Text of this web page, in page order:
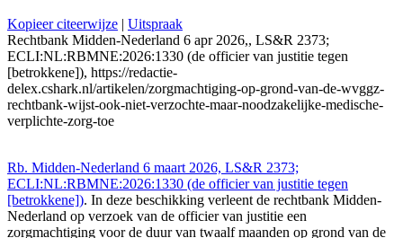
Kopieer citeerwijze | Uitspraak
Rechtbank Midden-Nederland 6 apr 2026,, LS&R 2373;
ECLI:NL:RBMNE:2026:1330 (de officier van justitie tegen
[betrokkene]), https://redactie-
delex.cshark.nl/artikelen/zorgmachtiging-op-grond-van-de-wvggz-
rechtbank-wijst-ook-niet-verzochte-maar-noodzakelijke-medische-
verplichte-zorg-toe
Rb. Midden-Nederland 6 maart 2026, LS&R 2373;
ECLI:NL:RBMNE:2026:1330 (de officier van justitie tegen
[betrokkene]). In deze beschikking verleent de rechtbank Midden-
Nederland op verzoek van de officier van justitie een
zorgmachtiging voor de duur van twaalf maanden op grond van de